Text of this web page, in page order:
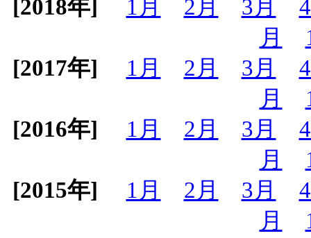
[2018年] 1月 2月 3月
月
[2017年]
1月 2月 3月
月
[2016年]
1月 2月 3月
月
[2015年]
1月 2月 3月
月